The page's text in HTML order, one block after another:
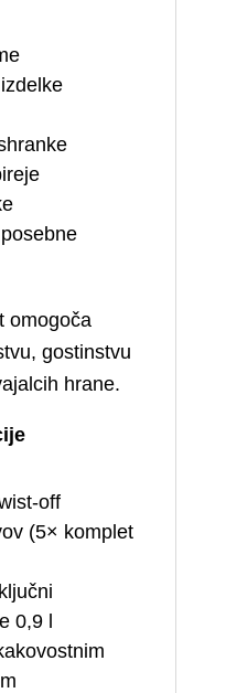
omogoča
gostinstvu
hrane.
(5× komplet
0,9 l